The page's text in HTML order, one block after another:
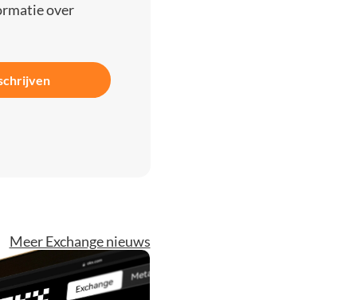
over
Meer Exchange nieuws